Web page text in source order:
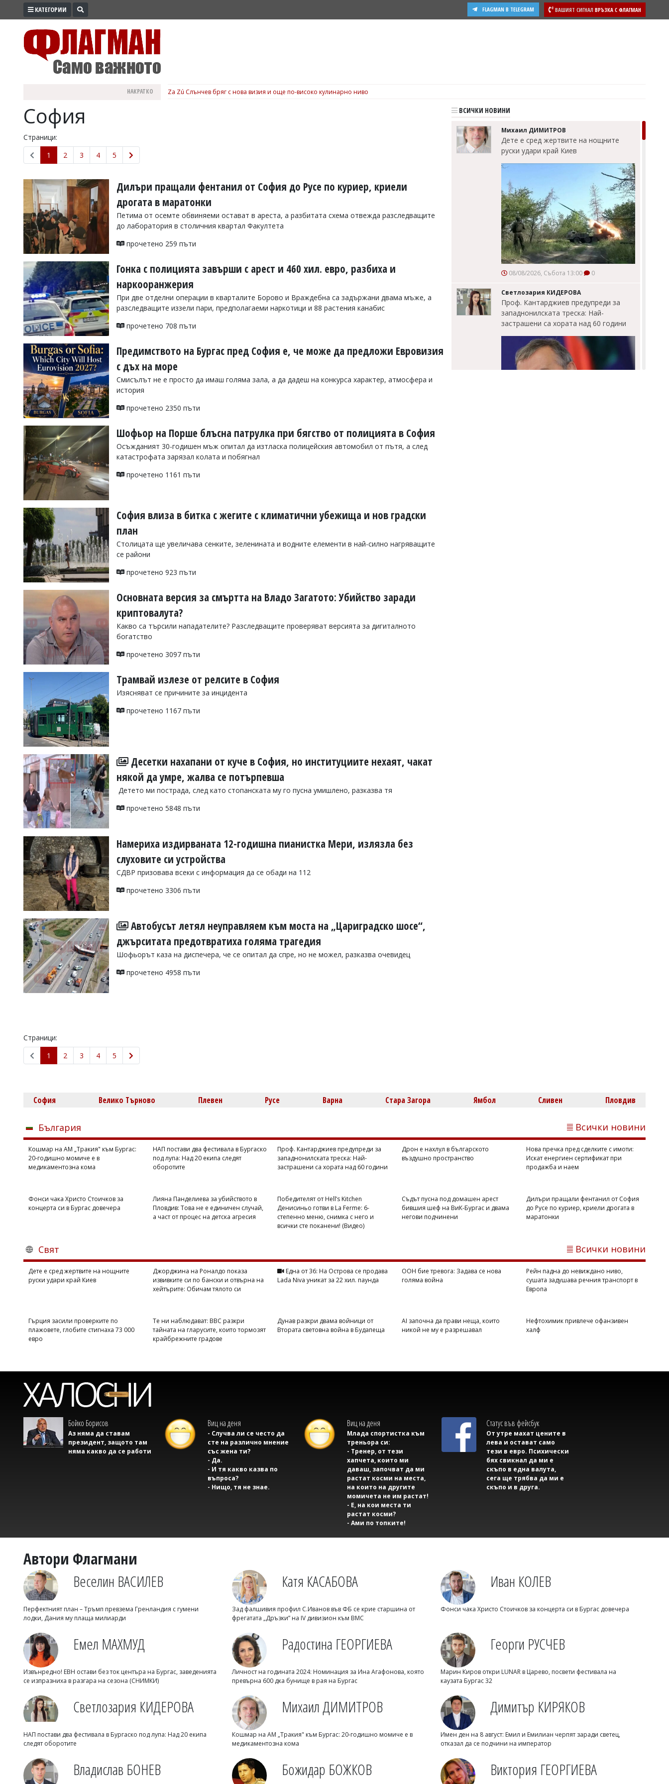
ПРОМО
КУЛТУРА
ЗДРАВЕ
ПОЛИТИКА
ОБЩИНИ
ОБЩЕСТВО
ЛАЙФСТАЙЛ
УКРАЙНА
РАЗСЛЕДВАНЕ
БИЗНЕС
Управители:
Веселин
Василев,
v.vasilev@flagman.bg
Касабова,
k.kassabova@flagman.bg
Главен
редактор:
Колев,
office@flagman.bg
Коментарите
статиите
въвеждат
читателите
редакцията
отговорност
откриете
коментар,
сигнализирайте
КАТЕГОРИИ ВАШИЯТ СИГНАЛ ВРЪЗКА С ФЛАГМАН
FLAGMAN В TELEGRAM
НАКРАТКО Za Zú Слънчев бряг с нова визия и още по-високо кулинарно ниво
София
Страници:
1
2 3 4 5
Дилъри пращали фентанил от София до Русе по куриер, криели
дрогата в маратонки
Петима от осемте обвиняеми остават в ареста, а разбитата схема отвежда разследващите
до лаборатория в столичния квартал Факултета
прочетено 259 пъти
Гонка с полицията завърши с арест и 460 хил. евро, разбиха и
наркооранжерия
При две отделни операции в кварталите Борово и Враждебна са задържани двама мъже, а
разследващите иззели пари, предполагаеми наркотици и 88 растения канабис
прочетено 708 пъти
Предимството на Бургас пред София е, че може да предложи Евровизия
с дъх на море
Смисълът не е просто да имаш голяма зала, а да дадеш на конкурса характер, атмосфера и
история
прочетено 2350 пъти
Шофьор на Порше блъсна патрулка при бягство от полицията в София
Осъжданият 30-годишен мъж опитал да изтласка полицейския автомобил от пътя, а след
катастрофата зарязал колата и побягнал
прочетено 1161 пъти
София влиза в битка с жегите с климатични убежища и нов градски
план
Столицата ще увеличава сенките, зеленината и водните елементи в най-силно нагряващите
се райони
прочетено 923 пъти
Основната версия за смъртта на Владо Загатото: Убийство заради
криптовалута?
Какво са търсили нападателите? Разследващите проверяват версията за дигиталното
богатство
прочетено 3097 пъти
Трамвай излезе от релсите в София
Изясняват се причините за инцидента
прочетено 1167 пъти
Десетки нахапани от куче в София, но институциите нехаят, чакат
някой да умре, жалва се потърпевша
Детето ми пострада, след като стопанската му го пусна умишлено, разказва тя
прочетено 5848 пъти
Намериха издирваната 12-годишна пианистка Мери, излязла без
слуховите си устройства
СДВР призовава всеки с информация да се обади на 112
прочетено 3306 пъти
Автобусът летял неуправляем към моста на „Цариградско шосе“,
джърситата предотвратиха голяма трагедия
Шофьорът каза на диспечера, че се опитал да спре, но не можел, разказва очевидец
прочетено 4958 пъти
Страници:
1
2 3 4 5
ВСИЧКИ НОВИНИ
Михаил ДИМИТРОВ
Дете е сред жертвите на нощните
руски удари край Киев
08/08/2026, Събота 13:00 0
Светлозария КИДЕРОВА
Проф. Кантарджиев предупреди за
западнонилската треска: Най-
застрашени са хората над 60 години
08/08/2026, Събота 10:30
Дилъри пращали фентанил от София
до Русе по куриер, криели дрогата в
маратонки
08/08/2026, Събота 10:00 1
Светлозария КИДЕРОВА
08/08/2026, Събота 09:30
Светлозария КИДЕРОВА
Жегата не отстъпва: Оранжев код в 21
области, следобед идват бури и
градушки
08/08/2026, Събота 09:00
Гонка с полицията завърши с арест и
Димитър КИРЯКОВ
София Велико Търново Плевен Русе Варна Стара Загора Ямбол Сливен Пловдив
България Всички новини
Кошмар на АМ „Тракия" към Бургас:
20-годишно момиче е в
медикаментозна кома
НАП постави два фестивала в Бургаско
под лупа: Над 20 екипа следят
оборотите
Проф. Кантарджиев предупреди за
западнонилската треска: Най-
застрашени са хората над 60 години
Дрон е нахлул в българското
въздушно пространство
Нова пречка пред сделките с имоти:
Искат енергиен сертификат при
продажба и наем
Фонси чака Христо Стоичков за
концерта си в Бургас довечера
Лияна Панделиева за убийството в
Пловдив: Това не е единичен случай,
а част от процес на детска агресия
Победителят от Hell’s Kitchen
Денисиньо готви в La Ferme: 6-
степенно меню, снимка с него и
всички сте поканени! (Видео)
Съдът пусна под домашен арест
бившия шеф на ВиК-Бургас и двама
негови подчинени
Дилъри пращали фентанил от София
до Русе по куриер, криели дрогата в
маратонки
Свят Всички новини
Дете е сред жертвите на нощните
руски удари край Киев
Джорджина на Роналдо показа
извивките си по бански и отвърна на
хейтърите: Обичам тялото си
Една от 36: На Острова се продава
Lada Niva уникат за 22 хил. паунда
ООН бие тревога: Задава се нова
голяма война
Рейн падна до невиждано ниво,
сушата задушава речния транспорт в
Европа
Гърция засили проверките по
плажовете, глобите стигнаха 73 000
евро
Те ни наблюдават: BBC разкри
тайната на гларусите, които тормозят
крайбрежните градове
Дунав разкри двама войници от
Втората световна война в Будапеща
AI започна да прави неща, които
никой не му е разрешавал
Нефтохимик привлече офанзивен
халф
Бойко Борисов
Аз няма да ставам
президент, защото там
няма какво да се работи
Виц на деня
- Случва ли се често да
сте на различно мнение
със жена ти?
- Да.
- И тя какво казва по
въпроса?
- Нищо, тя не знае.
Виц на деня
Млада спортистка към
треньора си:
- Тренер, от тези
хапчета, които ми
даваш, започват да ми
растат косми на места,
на които на другите
момичета не им растат!
- Е, на кои места ти
растат косми?
- Ами по топките!
Статус във фейсбук
От утре махат цените в
лева и остават само
тези в евро. Психически
бях свикнал да ми е
скъпо в една валута,
сега ще трябва да ми е
скъпо и в друга.
Автори Флагмани
Веселин ВАСИЛЕВ
Перфектният план – Тръмп превзема Гренландия с гумени
лодки, Дания му плаща милиарди
Катя КАСАБОВА
Зад фалшивия профил С.Иванов във ФБ се крие старшина от
фрегатата „Дръзки” на IV дивизион към ВМС
Иван КОЛЕВ
Фонси чака Христо Стоичков за концерта си в Бургас довечера
Емел МАХМУД
Извънредно! ЕВН остави без ток центъра на Бургас, заведенията
се изпразниха в разгара на сезона (СНИМКИ)
Радостина ГЕОРГИЕВА
Личност на годината 2024: Номинация за Ина Агафонова, която
превърна 600 дка бунище в рая на Бургас
Георги РУСЧЕВ
Марин Киров откри LUNAR в Царево, посвети фестивала на
каузата Бургас 32
Светлозария КИДЕРОВА
НАП постави два фестивала в Бургаско под лупа: Над 20 екипа
следят оборотите
Михаил ДИМИТРОВ
Кошмар на АМ „Тракия" към Бургас: 20-годишно момиче е в
медикаментозна кома
Димитър КИРЯКОВ
Имен ден на 8 август: Емил и Емилиан черпят заради светец,
отказал да се подчини на император
Владислав БОНЕВ Божидар БОЖКОВ Виктория ГЕОРГИЕВА